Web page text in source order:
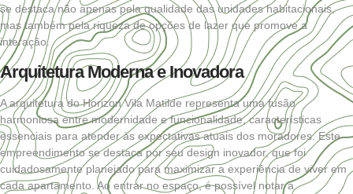
se destaca não apenas pela qualidade das unidades habitacionais,
mas também pela riqueza de opções de lazer que promove a
interação.
Arquitetura Moderna e Inovadora
A arquitetura do Horizon Vila Matilde representa uma fusão
harmoniosa entre modernidade e funcionalidade, características
essenciais para atender às expectativas atuais dos moradores. Este
empreendimento se destaca por seu design inovador, que foi
cuidadosamente planejado para maximizar a experiência de viver em
cada apartamento. Ao entrar no espaço, é possível notar a